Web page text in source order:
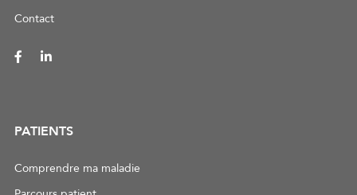
Contact
PATIENTS
Comprendre ma maladie